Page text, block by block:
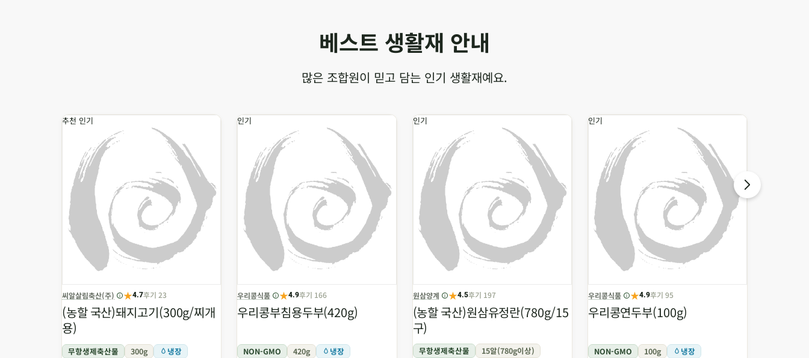
베스트 생활재 안내
많은 조합원이 믿고 담는 인기 생활재예요.
추천 인기
씨알살림축산(주) ★4.7후기 23
(농할 국산)돼지고기(300g/찌개
용)
무항생제축산물 300g 냉장
인기
우리콩식품 ★4.9후기 166
우리콩부침용두부(420g)
NON-GMO 420g 냉장
인기
원삼양계 ★4.5후기 197
(농할 국산)원삼유정란(780g/15
구)
무항생제축산물
15알(780g이상)
인기
우리콩식품 ★4.9후기 95
우리콩연두부(100g)
NON-GMO 100g 냉장